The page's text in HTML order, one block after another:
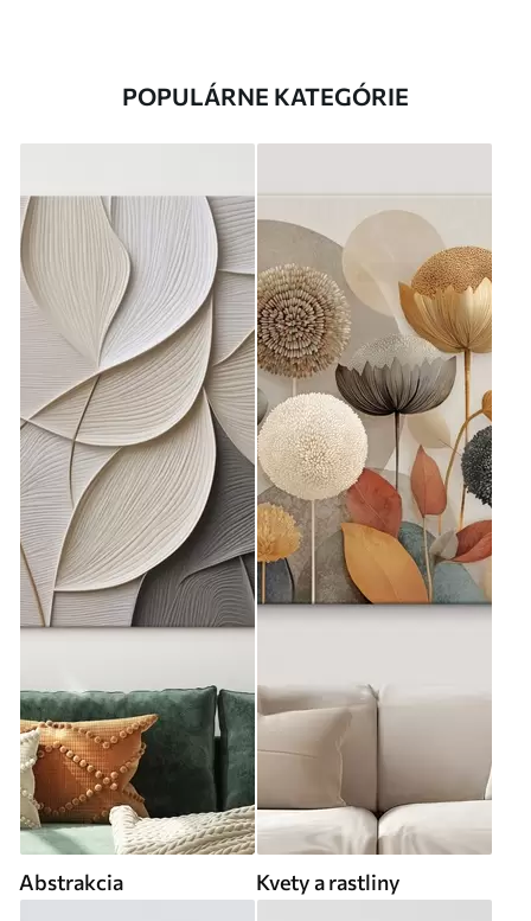
POPULÁRNE KATEGÓRIE
Abstrakcia Kvety a rastliny